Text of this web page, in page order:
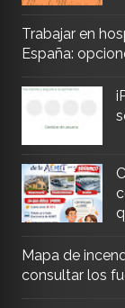
Trabajar en
España:
Mapa de
consultar los